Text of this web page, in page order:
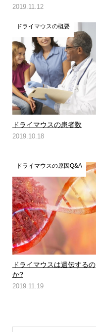
2019.11.12
ドライマウスの概要
ドライマウスの患者数
2019.10.18
ドライマウスの原因Q&A
ドライマウスは遺伝するの
か?
2019.11.19